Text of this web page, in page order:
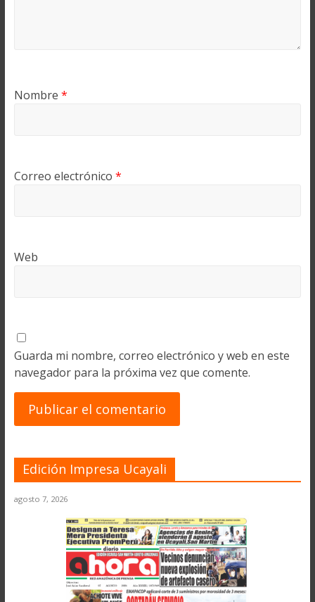
Nombre *
Correo electrónico *
Web
Guarda mi nombre, correo electrónico y web en este
navegador para la próxima vez que comente.
Edición Impresa Ucayali
agosto 7, 2026